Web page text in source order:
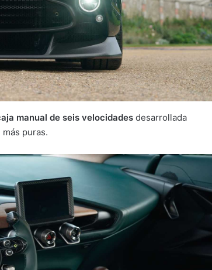
manual de seis velocidades desarrollada
puras.